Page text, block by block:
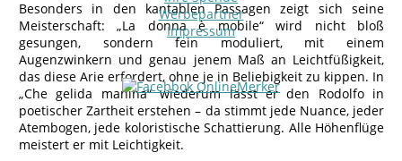
Werbepartner
Impressum
Besonders in den kantablen Passagen zeigt sich seine
Meisterschaft: „La donna è mobile“ wird nicht bloß
gesungen, sondern fein moduliert, mit einem
Augenzwinkern und genau jenem Maß an Leichtfüßigkeit,
das diese Arie erfordert, ohne je in Beliebigkeit zu kippen. In
„Che gelida manina“ wiederum lässt er den Rodolfo in
poetischer Zartheit erstehen – da stimmt jede Nuance, jeder
Atembogen, jede koloristische Schattierung. Alle Höhenflüge
meistert er mit Leichtigkeit.